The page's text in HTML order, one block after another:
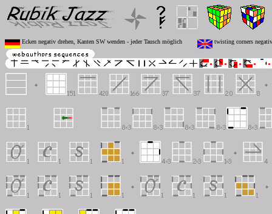
Ecken negativ drehen, Kanten SW wenden - jeder Tausch möglich twisting corners